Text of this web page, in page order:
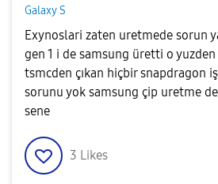
Galaxy S
Exynoslari zaten uretmede sorun
gen 1 i de samsung üretti o
tsmcden çıkan hiçbir snapdragon
sorunu yok samsung çip uretme
sene
3 Likes